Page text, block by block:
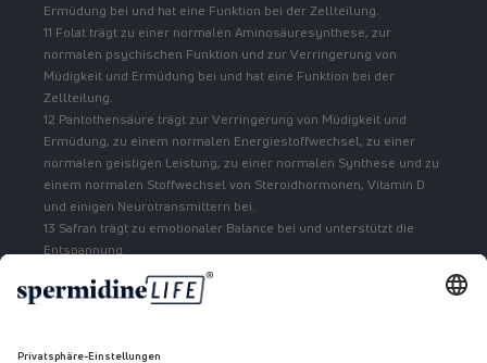
Ermüdung bei und hat eine Funktion bei der Zellteilung.
11 Folat trägt zu einer normalen Aminosäuresynthese, zur
normalen psychischen Funktion und zur Verringerung von
Müdigkeit und Ermüdung bei und hat eine Funktion bei der
Zellteilung.
12 Pantothensäure trägt zur Verringerung von Müdigkeit und
Ermüdung, zu einem normalen Energiestoffwechsel, zu einer
normalen geistigen Leistung, zu einer normalen Synthese und zu
einem normalen Stoffwechsel von Steroidhormonen, Vitamin D
und einigen Neurotransmittern bei.
13 Safran trägt zu emotionaler Balance bei und unterstützt die
Entspannung.